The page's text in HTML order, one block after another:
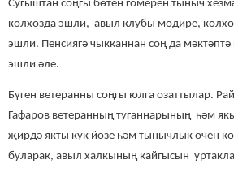
Сугыштан соңгы бөтен гомерен тыныч
колхозда эшли, авыл клубы мөдире,
эшли. Пенсиягә чыкканнан соң да
эшли әле.
Бүген ветеранны соңгы юлга озаттылар.
Гафаров ветеранның туганнарының һәм
җирдә якты күк йөзе һәм тынычлык өчен
буларак, авыл халкының кайгысын